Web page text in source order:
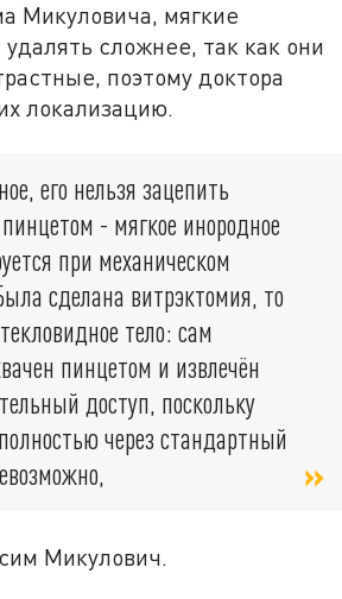
Микуловича, мягкие
сложнее, так как они
поэтому доктора
локализацию.
его нельзя зацепить
- мягкое инородное
при механическом
сделана витрэктомия, то
тело: сам
пинцетом и извлечён
доступ, поскольку
через стандартный
Микулович.